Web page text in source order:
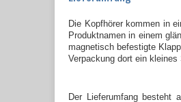
Die Kopfhörer kommen in
Produktnamen in einem
magnetisch befestigte
Verpackung dort ein
Der Lieferumfang besteht